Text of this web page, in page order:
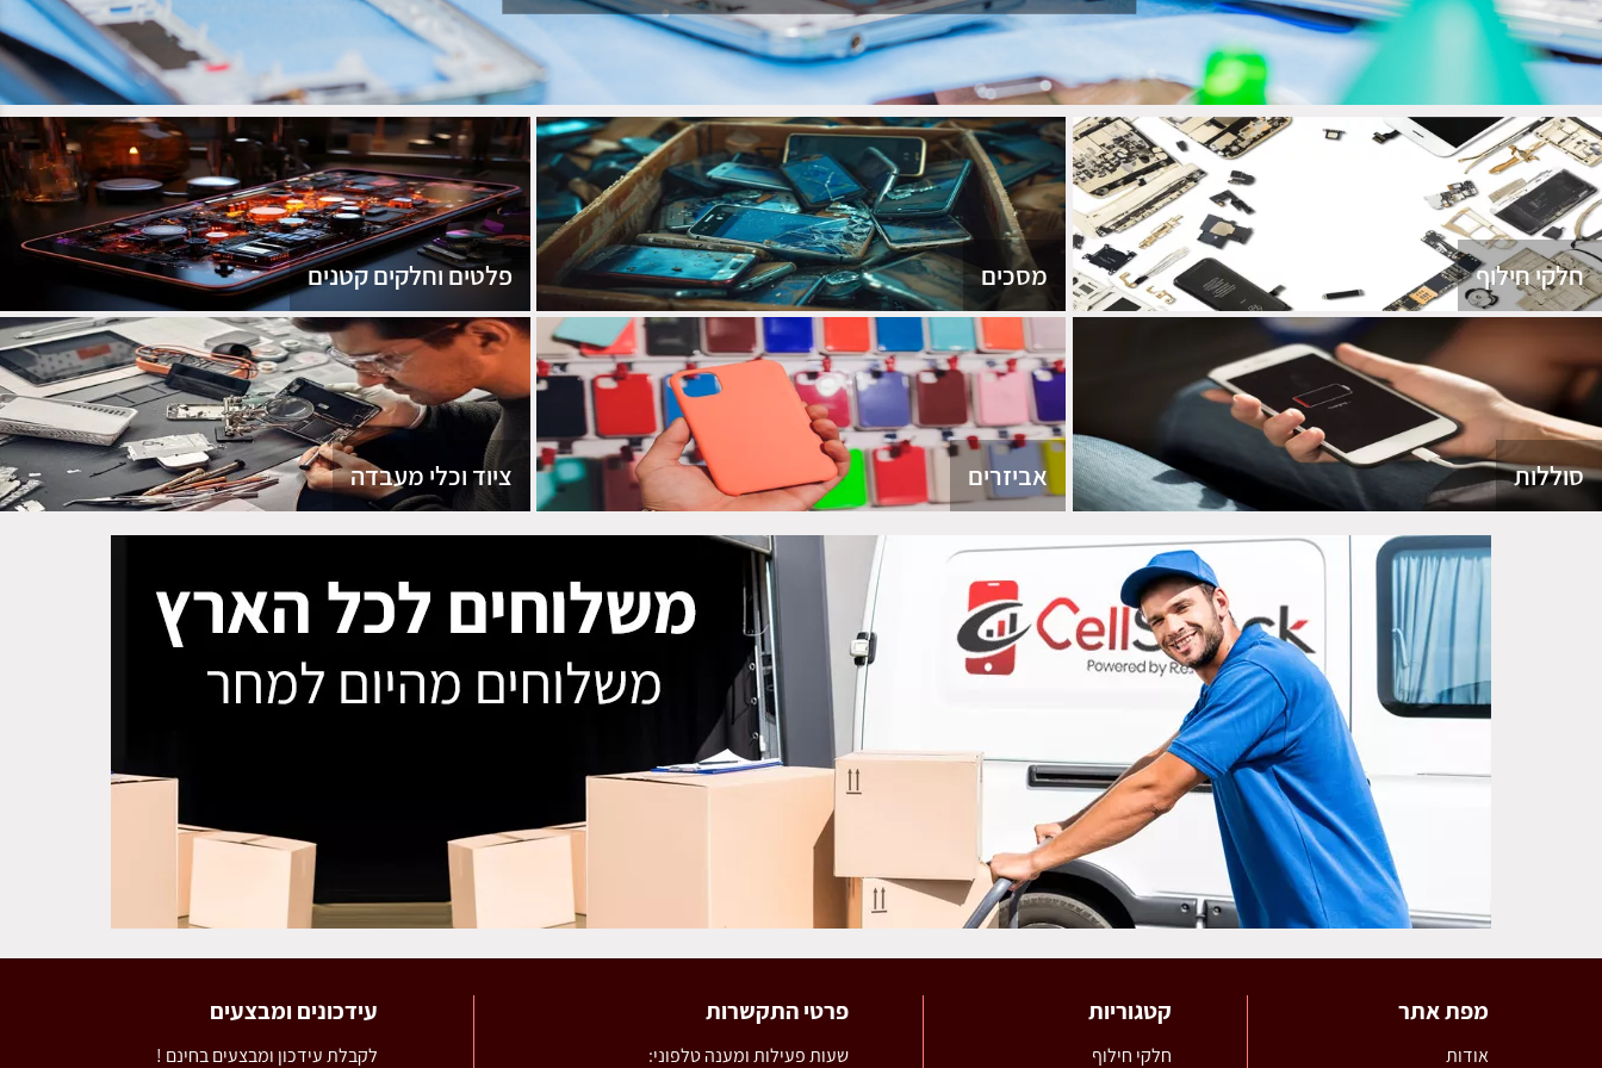
חלקי חילוף מסכים פלטים וחלקים קטנים
סוללות אביזרים ציוד וכלי מעבדה
מפת אתר
אודות
קטגוריות
חלקי חילוף
פרטי התקשרות
שעות פעילות ומענה טלפוני:
עידכונים ומבצעים
לקבלת עידכון ומבצעים בחינם !